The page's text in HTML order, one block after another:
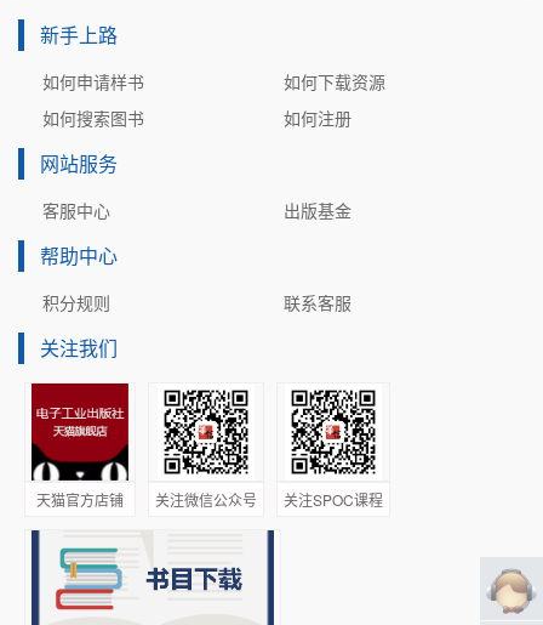
新手上路
如何申请样书
如何下载资源
如何搜索图书
如何注册
网站服务
客服中心 出版基金
帮助中心
积分规则 联系客服
关注我们
天猫官方店铺 关注微信公众号 关注SPOC课程